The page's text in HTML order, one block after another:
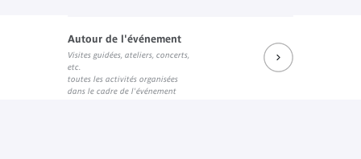
Autour de l'événement
Visites guidées, ateliers, concerts,
etc.
toutes les activités organisées
dans le cadre de l'événement